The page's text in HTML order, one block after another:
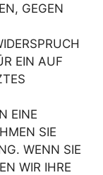
GEGEN
EIN AUF
EINE
SIE
WENN SIE
WIR IHRE